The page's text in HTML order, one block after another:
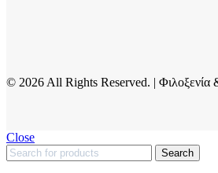
© 2026 All Rights Reserved. | Φιλοξενία
Close
Search